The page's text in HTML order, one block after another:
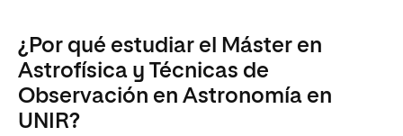
¿Por qué estudiar el Máster en
Astrofísica y Técnicas de
Observación en Astronomía en
UNIR?